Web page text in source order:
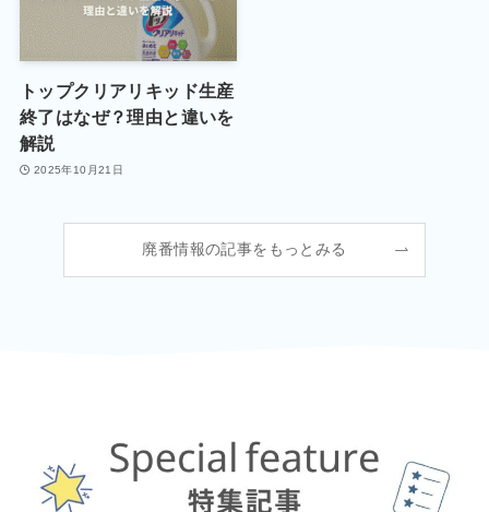
トップクリアリキッド生産
終了はなぜ？理由と違いを
解説
2025年10月21日
廃番情報の記事をもっとみる